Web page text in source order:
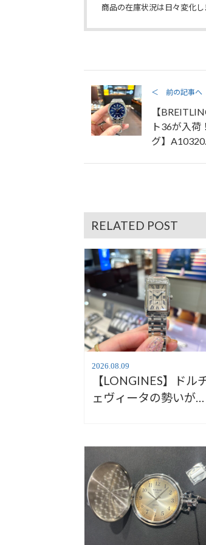
商品の在庫状況は日々変化し
＜ 前の記事へ
【
ト36が入荷
グ】
RELATED POST
2026.08.09
【LONGINES】ドル
ェヴィータの勢いがす